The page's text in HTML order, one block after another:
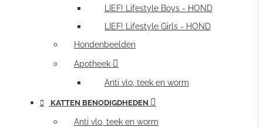
LIEF! Lifestyle Boys - HOND
LIEF! Lifestyle Girls - HOND
Hondenbeelden
Apotheek
Anti vlo, teek en worm
KATTEN BENODIGDHEDEN
Anti vlo, teek en worm